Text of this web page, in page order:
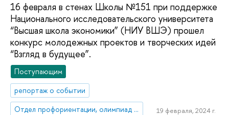
16 февраля в стенах Школы №151 при поддержке
Национального исследовательского университета
“Высшая школа экономики” (НИУ ВШЭ) прошел
конкурс молодежных проектов и творческих идей
“Взгляд в будущее”.
Поступающим
репортаж о событии
Отдел профориентации, олимпиад и конкурсов
19 февраля, 2024 г.